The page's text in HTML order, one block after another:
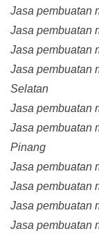
Jasa pembuatan
Jasa pembuatan
Jasa pembuatan
Jasa pembuatan
Selatan
Jasa pembuatan
Jasa pembuatan
Pinang
Jasa pembuatan
Jasa pembuatan
Jasa pembuatan
Jasa pembuatan